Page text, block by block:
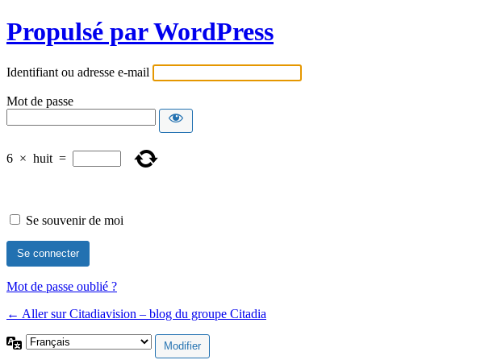
Propulsé par WordPress
Identifiant ou adresse e-mail
Mot de passe
6 × huit =
Se souvenir de moi
Mot de passe oublié ?
← Aller sur Citadiavision – blog du groupe Citadia
Langue